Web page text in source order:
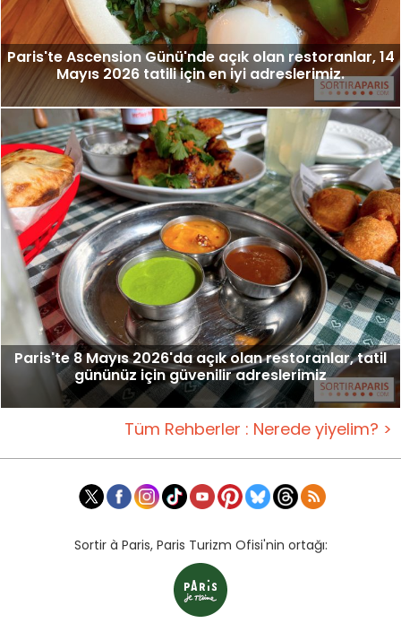
Paris'te Ascension Günü'nde açık olan restoranlar, 14
Mayıs 2026 tatili için en iyi adreslerimiz.
Paris'te 8 Mayıs 2026'da açık olan restoranlar, tatil
gününüz için güvenilir adreslerimiz
Tüm Rehberler : Nerede yiyelim? >
Sortir à Paris, Paris Turizm Ofisi'nin ortağı: